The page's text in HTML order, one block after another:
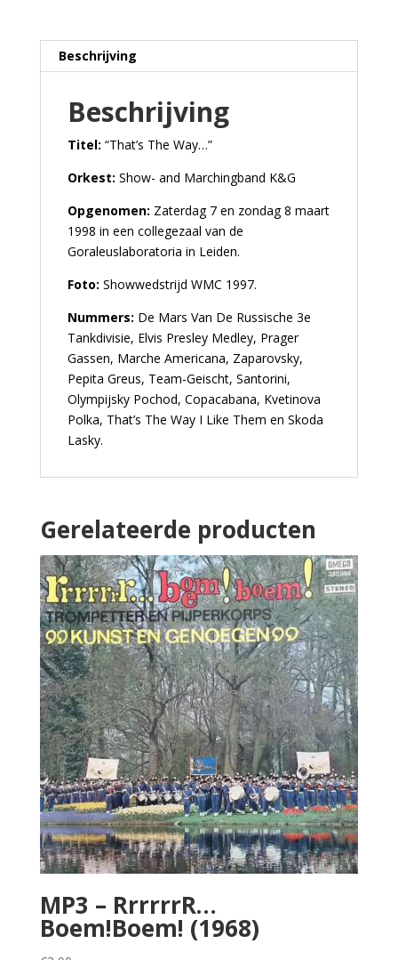
Beschrijving
Beschrijving
Titel: “That’s The Way…”
Orkest: Show- and Marchingband K&G
Opgenomen: Zaterdag 7 en zondag 8 maart
1998 in een collegezaal van de
Goraleuslaboratoria in Leiden.
Foto: Showwedstrijd WMC 1997.
Nummers: De Mars Van De Russische 3e
Tankdivisie, Elvis Presley Medley, Prager
Gassen, Marche Americana, Zaparovsky,
Pepita Greus, Team-Geischt, Santorini,
Olympijsky Pochod, Copacabana, Kvetinova
Polka, That’s The Way I Like Them en Skoda
Lasky.
Gerelateerde producten
MP3 – RrrrrrR…
Boem!Boem! (1968)